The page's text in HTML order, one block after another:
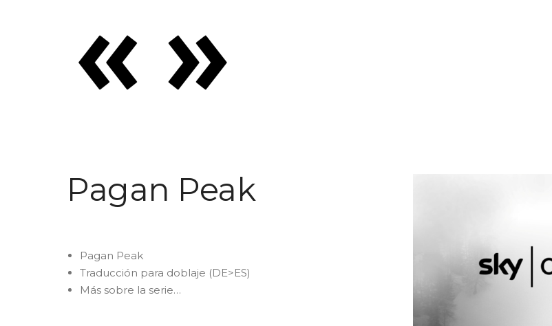
Pagan Peak
Pagan Peak
Traducción para doblaje (DE>ES)
Más sobre la serie…